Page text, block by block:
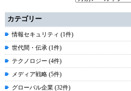
カテゴリー
情報セキュリティ (1件)
世代間・伝承 (1件)
テクノロジー (4件)
メディア戦略 (5件)
グローバル企業 (32件)